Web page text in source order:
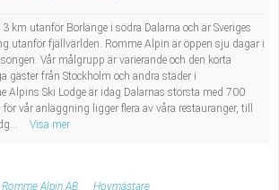
km utanför Borlänge i södra Dalarna och är Sveriges
utanför fjällvärlden. Romme Alpin är öppen sju dagar i
Vår målgrupp är varierande och den korta
gäster från Stockholm och andra städer i
Alpins Ski Lodge är idag Dalarnas största med 700
vår anläggning ligger flera av våra restauranger, till
Visa mer
Romme Alpin AB Hovmästare